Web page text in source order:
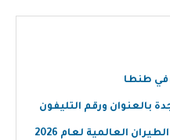
بالعنوان ورقم التليفون